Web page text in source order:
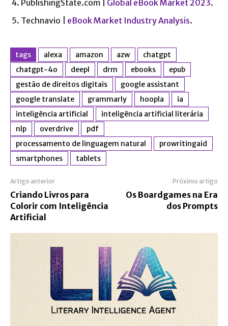
PublishingState.com | Global eBook Market 2023.
Technavio | eBook Market Industry Analysis.
tags alexa amazon azw
chatgpt
chatgpt-4o
deepl drm ebooks
epub
gestão de direitos digitais
google assistant
google translate
grammarly hoopla
ia
inteligência artificial
inteligência artificial literária
nlp
overdrive
pdf
processamento de linguagem natural
prowritingaid
smartphones
tablets
Artigo anterior
Criando Livros para
Colorir com Inteligência
Artificial
Próximo artigo
Os Boardgames na Era
dos Prompts